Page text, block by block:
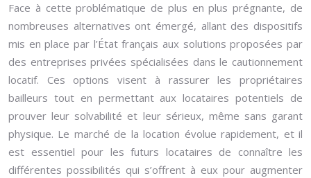
Face à cette problématique de plus en plus prégnante, de
nombreuses alternatives ont émergé, allant des dispositifs
mis en place par l’État français aux solutions proposées par
des entreprises privées spécialisées dans le cautionnement
locatif. Ces options visent à rassurer les propriétaires
bailleurs tout en permettant aux locataires potentiels de
prouver leur solvabilité et leur sérieux, même sans garant
physique. Le marché de la location évolue rapidement, et il
est essentiel pour les futurs locataires de connaître les
différentes possibilités qui s’offrent à eux pour augmenter